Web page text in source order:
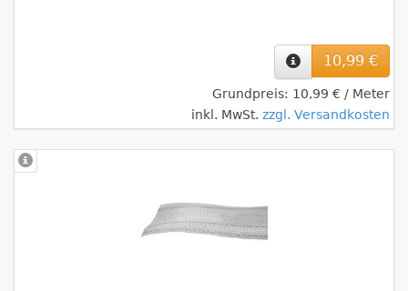
10,99 €
Grundpreis: 10,99 € / Meter
inkl. MwSt. zzgl. Versandkosten